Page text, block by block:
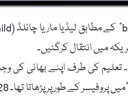
ہوئیں۔ تعلیم کی طرف اپنے بھائی